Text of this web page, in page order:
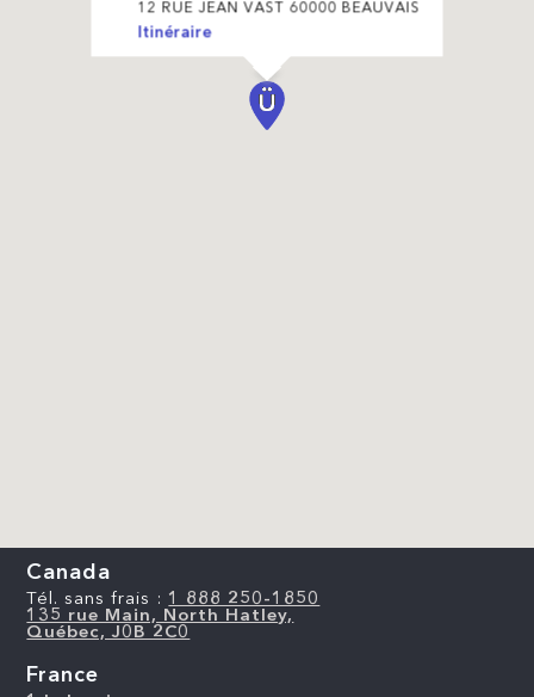
12 RUE JEAN VAST 60000 BEAUVAIS
Itinéraire
Canada
Tél. sans frais : 1 888 250-1850
135 rue Main, North Hatley,
Québec, J0B 2C0
France